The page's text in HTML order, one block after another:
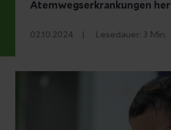
Atemwegserkrankungen
02.10.2024 Lesedauer: 3 Min.